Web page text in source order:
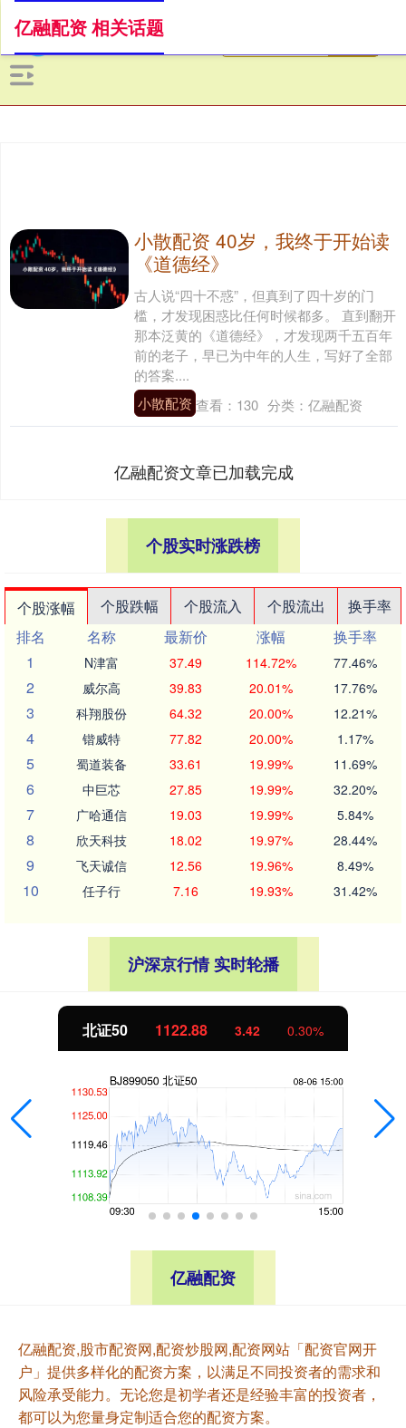
亿融配资 相关话题
小散配资 40岁，我终于开始读
《道德经》
古人说“四十不惑”，但真到了四十岁的门
槛，才发现困惑比任何时候都多。 直到翻开
那本泛黄的《道德经》，才发现两千五百年
前的老子，早已为中年的人生，写好了全部
的答案....
小散配资 查看： 130 分类： 亿融配资
亿融配资文章已加载完成
个股实时涨跌榜
个股涨幅 个股跌幅 个股流入 个股流出
换手率
排名
名称 最新价 涨幅
换手率
1
N津富 37.49 114.72% 77.46%
2 威尔高 39.83 20.01% 17.76%
3 科翔股份 64.32 20.00% 12.21%
4 锴威特 77.82 20.00% 1.17%
5 蜀道装备 33.61 19.99% 11.69%
6 中巨芯 27.85 19.99% 32.20%
7 广哈通信 19.03 19.99% 5.84%
8 欣天科技 18.02 19.97% 28.44%
9 飞天诚信 12.56 19.96% 8.49%
10 任子行 7.16 19.93% 31.42%
沪深京行情 实时轮播
北证50 1122.88 3.42 0.30%
亿融配资
亿融配资,股市配资网,配资炒股网,配资网站「配资官网开
户」提供多样化的配资方案，以满足不同投资者的需求和
风险承受能力。无论您是初学者还是经验丰富的投资者，
都可以为您量身定制适合您的配资方案。